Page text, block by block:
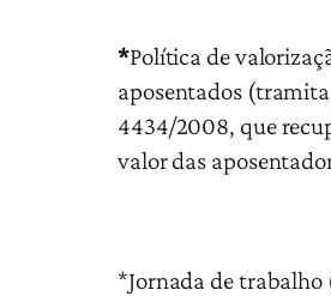
*Política de
aposentados (tramita
4434/2008, que
valor das
*Jornada de trabalho